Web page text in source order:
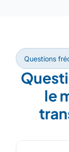
Questions
le